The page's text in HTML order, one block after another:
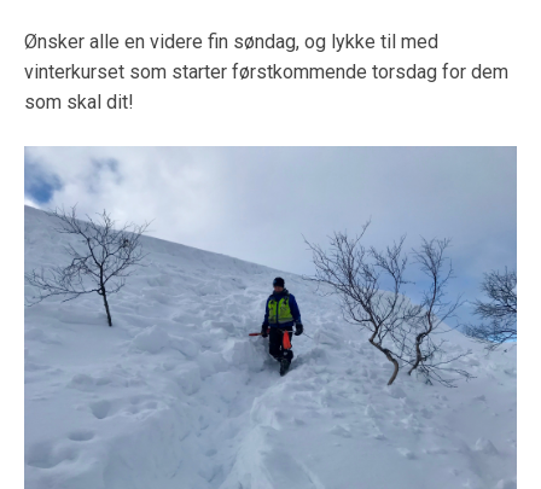
Ønsker alle en videre fin søndag, og lykke til med
vinterkurset som starter førstkommende torsdag for dem
som skal dit!